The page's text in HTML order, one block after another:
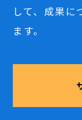
して、成果に
ます。